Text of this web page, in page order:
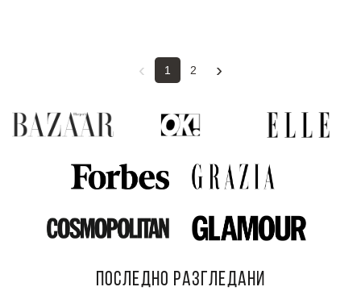
‹ 1 2 ›
ПОСЛЕДНО РАЗГЛЕДАНИ